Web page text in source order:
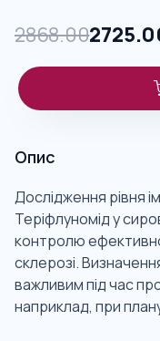
2868.00
Опис
Дослідження рівня
Теріфлуномід у
контролю
склерозі.
важливим під час
наприклад, при